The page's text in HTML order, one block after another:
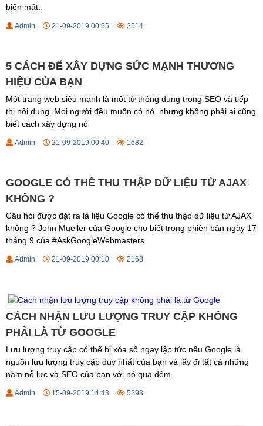
biến mất.
Admin 21-09-2019 00:55 2514
5 CÁCH ĐỂ XÂY DỰNG SỨC MẠNH THƯƠNG
HIỆU CỦA BẠN
Một trang web siêu mạnh là một từ thông dụng trong SEO và tiếp
thị nội dung. Mọi người đều muốn có nó, nhưng không phải ai cũng
biết cách xây dựng nó
Admin 21-09-2019 00:40 1682
GOOGLE CÓ THỂ THU THẬP DỮ LIỆU TỪ AJAX
KHÔNG ?
Câu hỏi được đặt ra là liệu Google có thể thu thập dữ liệu từ AJAX
không ? John Mueller của Google cho biết trong phiên bản ngày 17
tháng 9 của #AskGoogleWebmasters
Admin 21-09-2019 00:10 2168
CÁCH NHẬN LƯU LƯỢNG TRUY CẬP KHÔNG
PHẢI LÀ TỪ GOOGLE
Lưu lượng truy cập có thể bị xóa sổ ngay lập tức nếu Google là
nguồn lưu lượng truy cập duy nhất của bạn và lấy đi tất cả những
năm nỗ lực và SEO của bạn với nó qua đêm.
Admin 15-09-2019 14:43 5293